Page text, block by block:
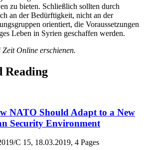
zu bieten. Schließlich sollten durch
an der Bedürftigkeit, nicht an der
orientiert, die Voraussetzungen
Leben in Syrien geschaffen werden.
Online erschienen.
Reading
NATO Should Adapt to a New
Security Environment
C 15, 18.03.2019, 4 Pages